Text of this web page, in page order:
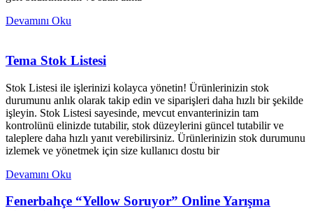
Devamını Oku
Tema Stok Listesi
Stok Listesi ile işlerinizi kolayca yönetin! Ürünlerinizin stok
durumunu anlık olarak takip edin ve siparişleri daha hızlı bir şekilde
işleyin. Stok Listesi sayesinde, mevcut envanterinizin tam
kontrolünü elinizde tutabilir, stok düzeylerini güncel tutabilir ve
taleplere daha hızlı yanıt verebilirsiniz. Ürünlerinizin stok durumunu
izlemek ve yönetmek için size kullanıcı dostu bir
Devamını Oku
Fenerbahçe “Yellow Soruyor” Online Yarışma